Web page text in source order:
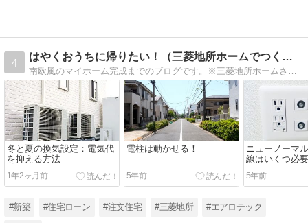
4
はやくおうちに帰りたい！（三菱地所ホームでつくるおうち） …
冬と夏の換気設定：電気代
を抑える方法
1年2ヶ月前
電柱は動かせる！
5年前
ニューノーマ
線はいくつ必
5年前
#新築 #住宅ローン #注文住宅 #三菱地所 #エアロテック